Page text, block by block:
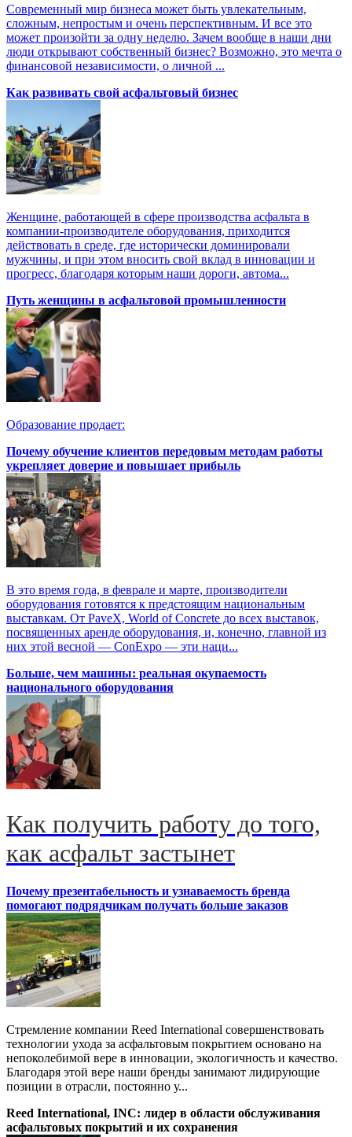
Современный мир бизнеса может быть увлекательным,
сложным, непростым и очень перспективным. И все это
может произойти за одну неделю. Зачем вообще в наши дни
люди открывают собственный бизнес? Возможно, это мечта о
финансовой независимости, о личной ...
Как развивать свой асфальтовый бизнес
Женщине, работающей в сфере производства асфальта в
компании-производителе оборудования, приходится
действовать в среде, где исторически доминировали
мужчины, и при этом вносить свой вклад в инновации и
прогресс, благодаря которым наши дороги, автома...
Путь женщины в асфальтовой промышленности
Образование продает:
Почему обучение клиентов передовым методам работы
укрепляет доверие и повышает прибыль
В это время года, в феврале и марте, производители
оборудования готовятся к предстоящим национальным
выставкам. От PaveX, World of Concrete до всех выставок,
посвященных аренде оборудования, и, конечно, главной из
них этой весной — ConExpo — эти наци...
Больше, чем машины: реальная окупаемость
национального оборудования
Как получить работу до того,
как асфальт застынет
Почему презентабельность и узнаваемость бренда
помогают подрядчикам получать больше заказов
Стремление компании Reed International совершенствовать
технологии ухода за асфальтовым покрытием основано на
непоколебимой вере в инновации, экологичность и качество.
Благодаря этой вере наши бренды занимают лидирующие
позиции в отрасли, постоянно у...
Reed International, INC: лидер в области обслуживания
асфальтовых покрытий и их сохранения